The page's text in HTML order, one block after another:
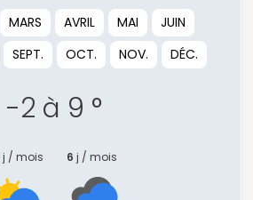
MARS AVRIL MAI
JUIN
SEPT. OCT. NOV. DÉC.
-2 à 9 °
j / mois 6 j / mois